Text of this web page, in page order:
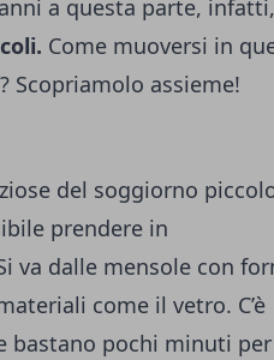
a questa parte,
Come muoversi in
Scopriamolo assieme!
del soggiorno
prendere in
va dalle mensole con
come il vetro. C’è
bastano pochi minuti per